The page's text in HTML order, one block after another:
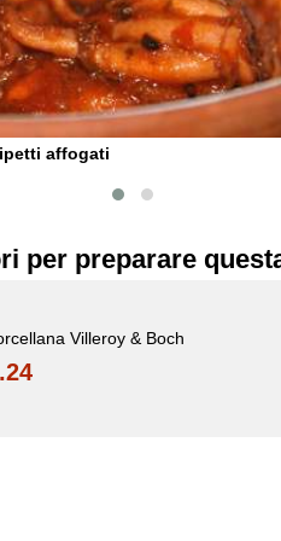
affogati
per preparare
Villeroy & Boch